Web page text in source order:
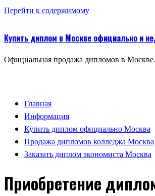
Перейти к содержимому
Купить диплом в Москве официально и
Официальная продажа дипломов в
Главная
Информация
Купить диплом официально Москва
Продажа дипломов колледжа Москва
Заказать диплом экономиста Москва
Приобретение